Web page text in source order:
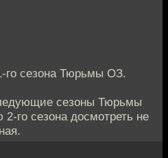
го сезона Тюрьмы ОЗ.
сезоны Тюрьмы
го сезона досмотреть не